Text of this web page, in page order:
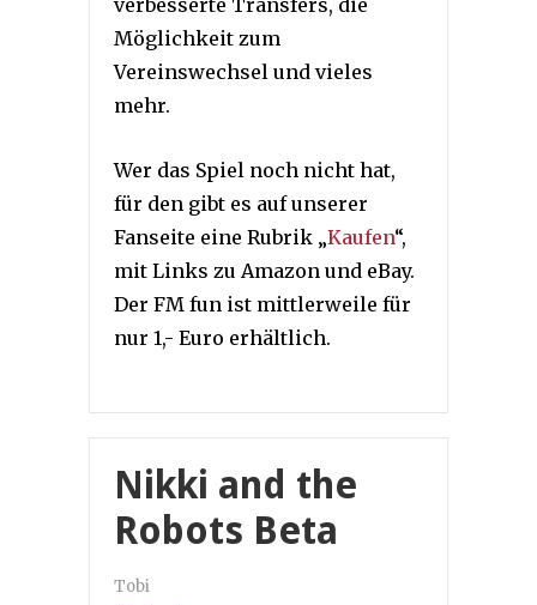
Möglichkeit zum
Vereinswechsel und vieles
mehr.
Wer das Spiel noch nicht hat,
für den gibt es auf unserer
Fanseite eine Rubrik „Kaufen“,
mit Links zu Amazon und eBay.
Der FM fun ist mittlerweile für
nur 1,- Euro erhältlich.
Nikki and the
Robots Beta
Tobi